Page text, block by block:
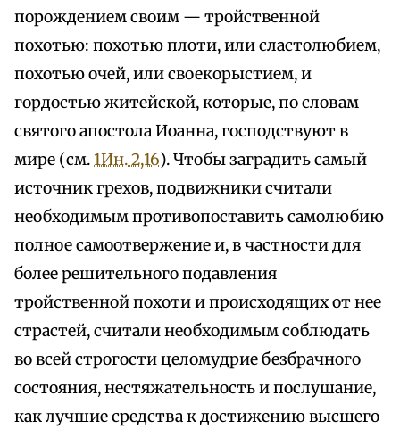
порождением своим — тройственной
похотью: похотью плоти, или сластолюбием,
похотью очей, или своекорыстием, и
гордостью житейской, которые, по словам
святого апостола Иоанна, господствуют в
мире (см.1Ин. 2,16). Чтобы заградить самый
источник грехов, подвижники считали
необходимым противопоставить самолюбию
полное самоотвержение и, в частности для
более решительного подавления
тройственной похоти и происходящих от нее
страстей, считали необходимым соблюдать
во всей строгости целомудрие безбрачного
состояния, нестяжательность и послушание,
как лучшие средства к достижению высшего